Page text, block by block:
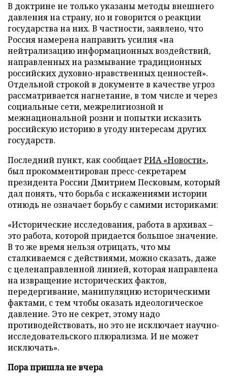
В доктрине не только указаны методы внешнего
давления на страну, но и говорится о реакции
государства на них. В частности, заявлено, что
Россия намерена направить усилия «на
нейтрализацию информационных воздействий,
направленных на размывание традиционных
российских духовно-нравственных ценностей».
Отдельной строкой в документе в качестве угроз
рассматривается нагнетание, в том числе и через
социальные сети, межрелигиозной и
межнациональной розни и попытки исказить
российскую историю в угоду интересам других
государств.
Последний пункт, как сообщаетРИА «Новости»,
был прокомментирован пресс-секретарем
президента России Дмитрием Песковым, который
дал понять, что борьба с искажениями истории
отнюдь не означает борьбу с самими историками:
«Исторические исследования, работа в архивах –
это работа, которой придается большое значение.
В то же время нельзя отрицать, что мы
сталкиваемся с действиями, можно сказать, даже
с целенаправленной линией, которая направлена
на извращение исторических фактов,
передергивание, манипуляцию историческими
фактами, с тем чтобы оказать идеологическое
давление. Это не секрет, этому надо
противодействовать, но это не исключает научно-
исследовательского плюрализма. И не может
исключать».
Пора пришла не вчера